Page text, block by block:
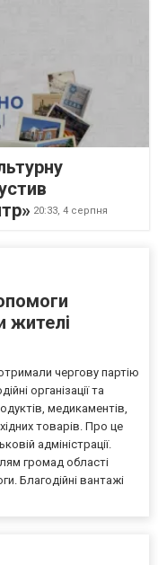
20:33, 4 серпня
жителі
чергову партію
організації та
медикаментів,
товарів. Про це
адміністрації.
громад області
Благодійні вантажі